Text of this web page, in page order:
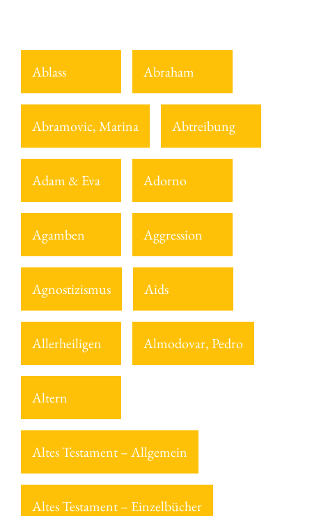
Ablass Abraham
Abramovic, Marina Abtreibung
Adam & Eva Adorno
Agamben Aggression
Agnostizismus Aids
Allerheiligen Almodovar, Pedro
Altern
Altes Testament – Allgemein
Altes Testament – Einzelbücher